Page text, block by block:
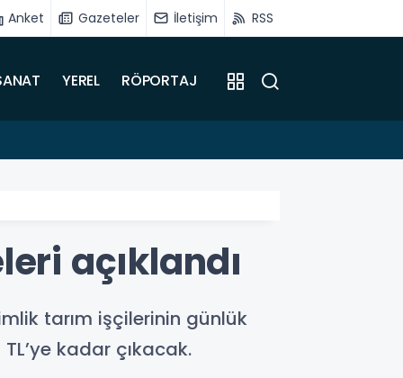
Anket Gazeteler İletişim RSS
YEREL RÖPORTAJ
açıklandı
tarım işçilerinin günlük
kadar çıkacak.